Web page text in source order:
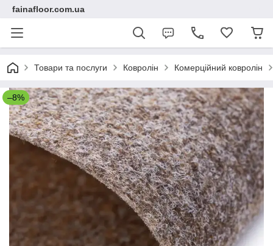
fainafloor.com.ua
Товари та послуги Ковролін Комерційний ковролін
–8%